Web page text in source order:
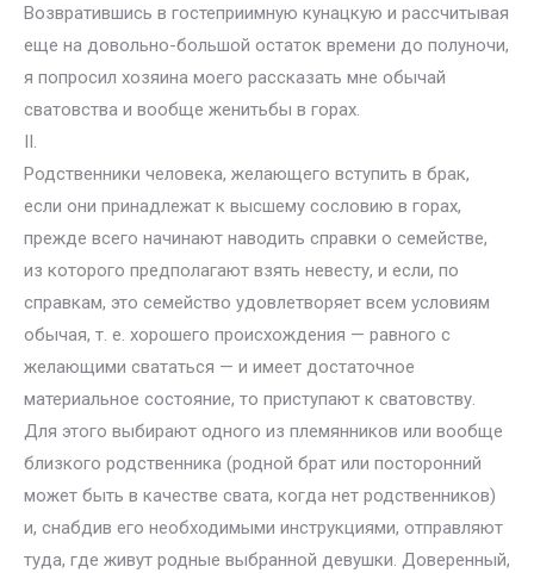
Возвратившись в гостеприимную кунацкую и рассчитывая
еще на довольно-большой остаток времени до полуночи,
я попросил хозяина моего рассказать мне обычай
сватовства и вообще женитьбы в горах.
II.
Родственники человека, желающего вступить в брак,
если они принадлежат к высшему сословию в горах,
прежде всего начинают наводить справки о семействе,
из которого предполагают взять невесту, и если, по
справкам, это семейство удовлетворяет всем условиям
обычая, т. е. хорошего происхождения — равного с
желающими свататься — и имеет достаточное
материальное состояние, то приступают к сватовству.
Для этого выбирают одного из племянников или вообще
близкого родственника (родной брат или посторонний
может быть в качестве свата, когда нет родственников)
и, снабдив его необходимыми инструкциями, отправляют
туда, где живут родные выбранной девушки. Доверенный,